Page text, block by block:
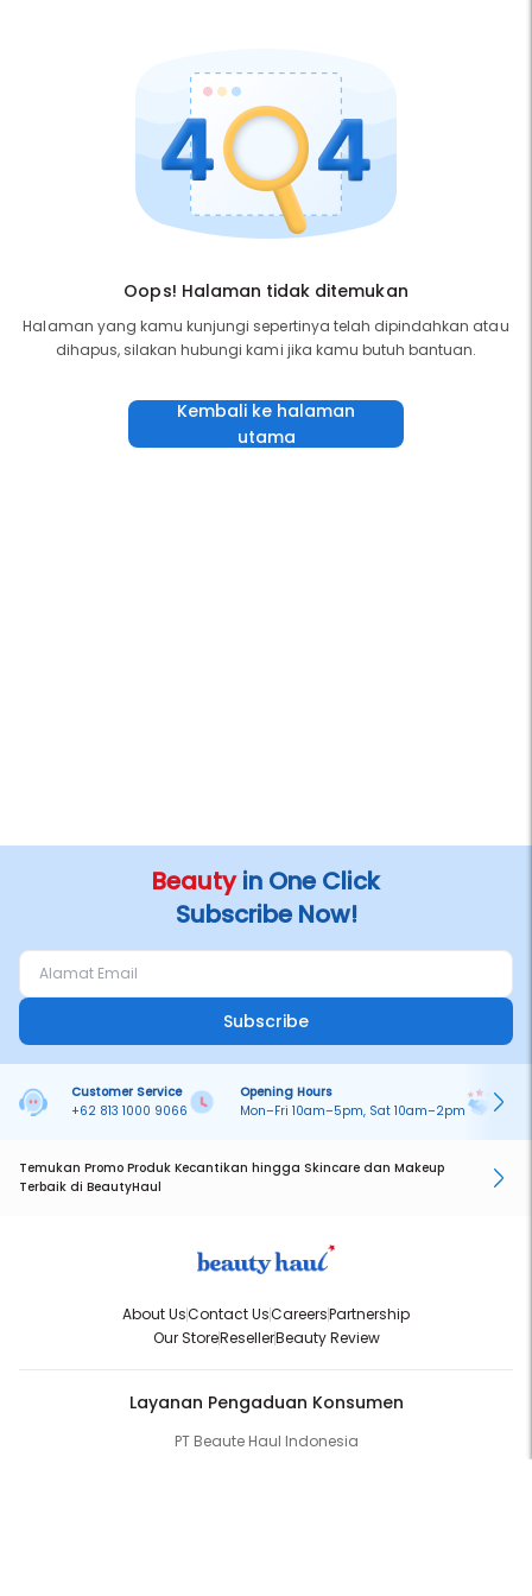
Oops! Halaman tidak ditemukan
Halaman yang kamu kunjungi sepertinya telah dipindahkan atau
dihapus, silakan hubungi kami jika kamu butuh bantuan.
Kembali ke halaman
utama
Beautyin One Click
Subscribe Now!
Subscribe
Customer Service
+62 813 1000 9066
Opening Hours
Mon–Fri 10am–5pm, Sat 10am–2pm
Temukan Promo Produk Kecantikan hingga Skincare dan Makeup
Terbaik di BeautyHaul
About UsContact UsCareersPartnership
Our StoreResellerBeauty Review
Layanan Pengaduan Konsumen
PT Beaute Haul Indonesia